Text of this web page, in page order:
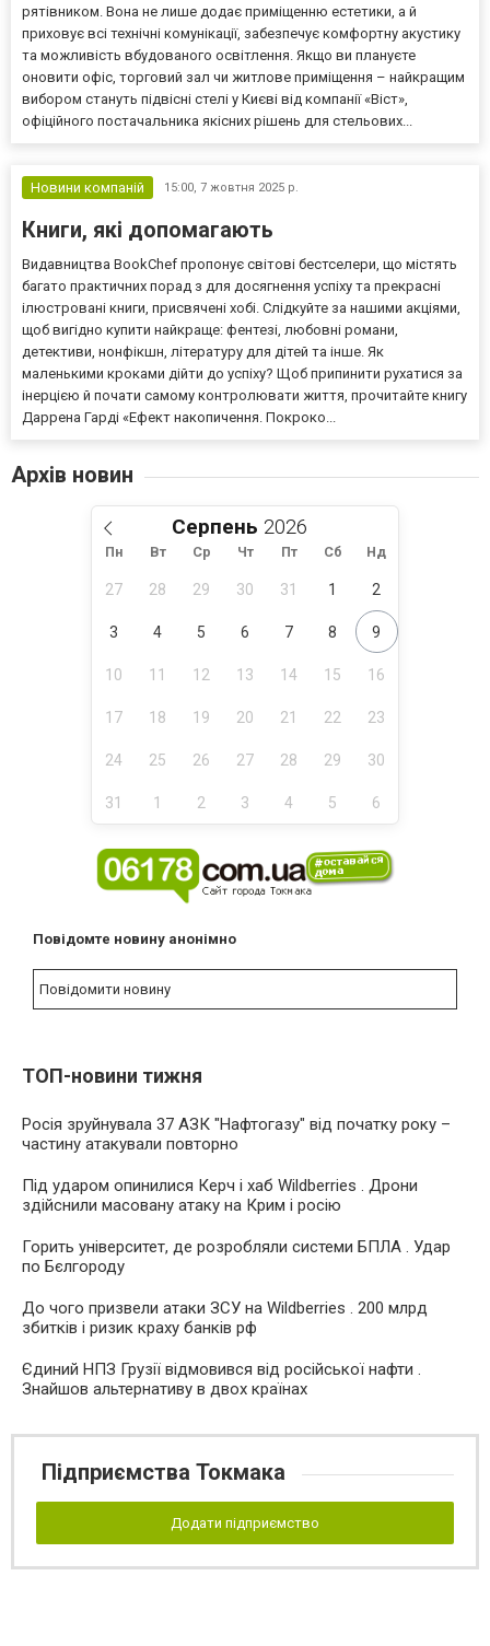
рятівником. Вона не лише додає приміщенню естетики, а й
приховує всі технічні комунікації, забезпечує комфортну акустику
та можливість вбудованого освітлення. Якщо ви плануєте
оновити офіс, торговий зал чи житлове приміщення – найкращим
вибором стануть підвісні стелі у Києві від компанії «Віст»,
офіційного постачальника якісних рішень для стельових...
Новини компаній 15:00, 7 жовтня 2025 р.
Книги, які допомагають
Видавництва BookChef пропонує світові бестселери, що містять
багато практичних порад з для досягнення успіху та прекрасні
ілюстровані книги, присвячені хобі. Слідкуйте за нашими акціями,
щоб вигідно купити найкраще: фентезі, любовні романи,
детективи, нонфікшн, літературу для дітей та інше. Як
маленькими кроками дійти до успіху? Щоб припинити рухатися за
інерцією й почати самому контролювати життя, прочитайте книгу
Даррена Гарді «Ефект накопичення. Покроко...
Архів новин
Серпень
Пн Вт Ср Чт Пт Сб Нд
27 28 29 30 31 1 2
3 4 5 6 7 8 9
10 11 12 13 14 15 16
17 18 19 20 21 22 23
24 25 26 27 28 29 30
31 1 2 3 4 5 6
Повідомте новину анонімно
Повідомити новину
ТОП-новини тижня
Росія зруйнувала 37 АЗК "Нафтогазу" від початку року –
частину атакували повторно
Під ударом опинилися Керч і хаб Wildberries . Дрони
здійснили масовану атаку на Крим і росію
Горить університет, де розробляли системи БПЛА . Удар
по Бєлгороду
До чого призвели атаки ЗСУ на Wildberries . 200 млрд
збитків і ризик краху банків рф
Єдиний НПЗ Грузії відмовився від російської нафти .
Знайшов альтернативу в двох країнах
Підприємства Токмака
Додати підприємство